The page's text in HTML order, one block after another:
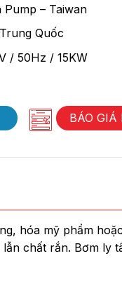
Pump – Taiwan
Quốc
/ 50Hz / 15KW
BÁO GIÁ
hóa mỹ phẩm
chất rắn. Bơm ly